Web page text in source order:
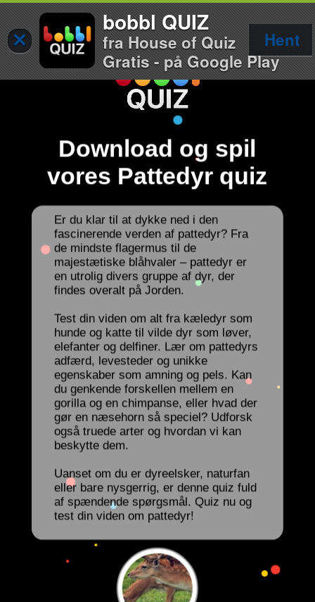
×
bobbl QUIZ
fra House of Quiz
Gratis - på Google Play
Hent
Download og spil
vores Pattedyr quiz
Er du klar til at dykke ned i den
fascinerende verden af pattedyr? Fra
de mindste flagermus til de
majestætiske blåhvaler – pattedyr er
en utrolig divers gruppe af dyr, der
findes overalt på Jorden.
Test din viden om alt fra kæledyr som
hunde og katte til vilde dyr som løver,
elefanter og delfiner. Lær om pattedyrs
adfærd, levesteder og unikke
egenskaber som amning og pels. Kan
du genkende forskellen mellem en
gorilla og en chimpanse, eller hvad der
gør en næsehorn så speciel? Udforsk
også truede arter og hvordan vi kan
beskytte dem.
Uanset om du er dyreelsker, naturfan
eller bare nysgerrig, er denne quiz fuld
af spændende spørgsmål. Quiz nu og
test din viden om pattedyr!